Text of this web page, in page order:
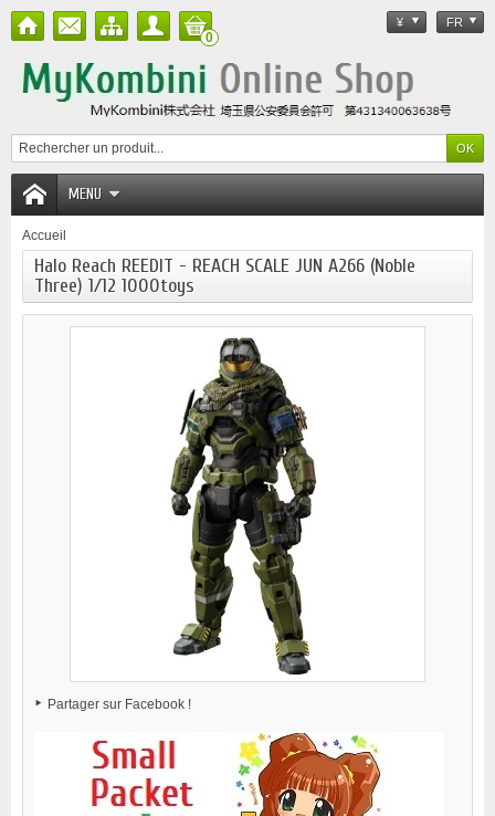
¥ FR
0
MENU
Accueil
Halo Reach REEDIT - REACH SCALE JUN A266 (Noble
Three) 1/12 1000toys
Partager sur Facebook !